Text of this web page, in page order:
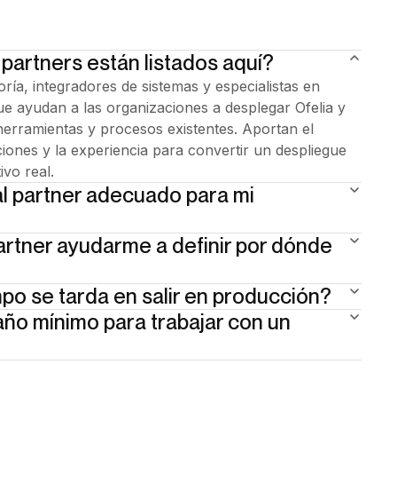
están listados aquí?
integradores de sistemas y especialistas en
ayudan a las organizaciones a desplegar Ofelia y
y procesos existentes. Aportan el
y la experiencia para convertir un despliegue
real.
partner adecuado para mi
y su historial de entrega. El partner adecuado
sistemas legacy, las dinámicas internas. ¿No sabes
Te ayudamos a encontrar el perfil adecuado —
ayudarme a definir por dónde
partners realizan una fase de alcance antes de
Identifican los workflows que generan más
obtienes resultados primero. No necesitas un
Necesitas una conversación.
se tarda en salir en producción?
días, no en meses. Sin proyecto de
mínimo para trabajar con un